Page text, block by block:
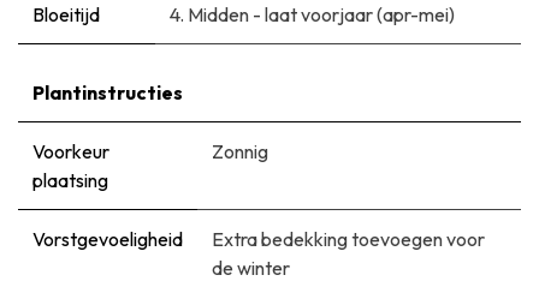
Bloeitijd ​4. Midden - laat voorjaar (apr-mei)
Plantinstructies
Voorkeur
plaatsing
Zonnig
Vorstgevoeligheid
Extra bedekking toevoegen voor
de winter